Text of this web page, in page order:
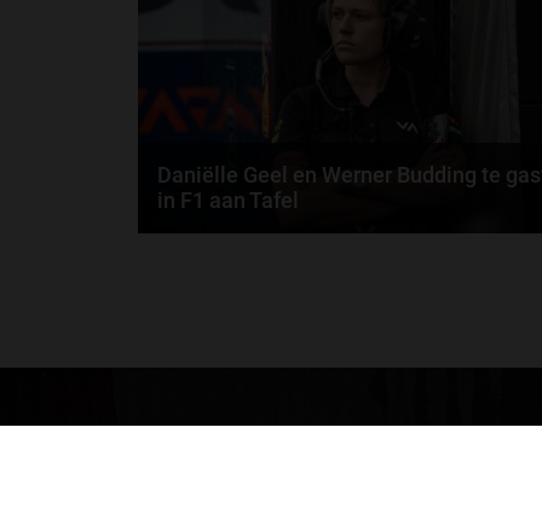
de redactie van Grand Prix Radio
Daniëlle Geel en Werner Budding te
in F1 aan Tafel